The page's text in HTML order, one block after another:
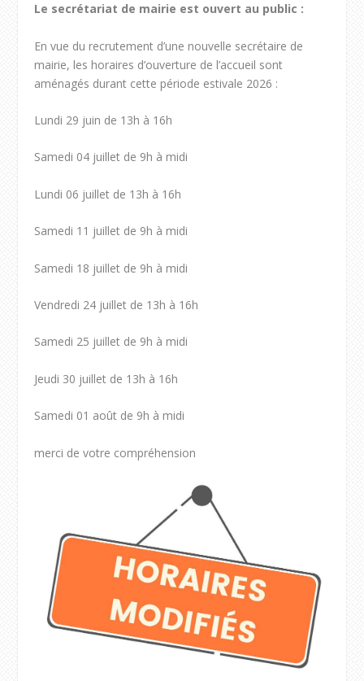
Le secrétariat de mairie est ouvert au public :
En vue du recrutement d’une nouvelle secrétaire de
mairie, les horaires d’ouverture de l’accueil sont
aménagés durant cette période estivale 2026 :
Lundi 29 juin de 13h à 16h
Samedi 04 juillet de 9h à midi
Lundi 06 juillet de 13h à 16h
Samedi 11 juillet de 9h à midi
Samedi 18 juillet de 9h à midi
Vendredi 24 juillet de 13h à 16h
Samedi 25 juillet de 9h à midi
Jeudi 30 juillet de 13h à 16h
Samedi 01 août de 9h à midi
merci de votre compréhension